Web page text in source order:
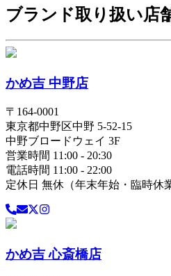
ブランド取り扱い店
かめ吉 中野店
〒 164-0001
東京都中野区中野 5-52-15
中野ブロードウェイ 3F
営業時間 11:00 - 20:30
電話時間 11:00 - 22:00
定休日 無休（年末年始・臨時休
かめ吉 心斎橋店